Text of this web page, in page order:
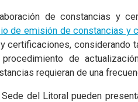
de constancias y
de emisión de constancias y
certificaciones,
de
requieran de una
del Litoral pueden